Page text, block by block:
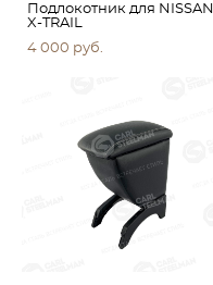
Подлокотник для NISSAN
X-TRAIL
4 000 pуб.